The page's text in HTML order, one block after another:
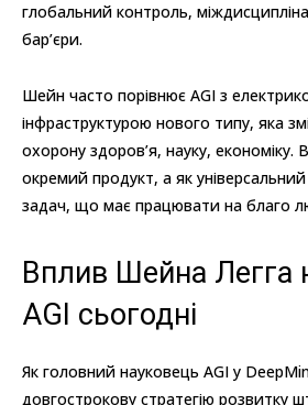
глобальний контроль,
бар’єри.
Шейн часто порівнює AGI з
інфраструктурою нового типу, яка
охорону здоров’я, науку, економіку.
окремий продукт, а як універсальний
задач, що має працювати на благо
Вплив Шейна Легга
AGI сьогодні
Як головний науковець AGI у
довгострокову стратегію розвитку